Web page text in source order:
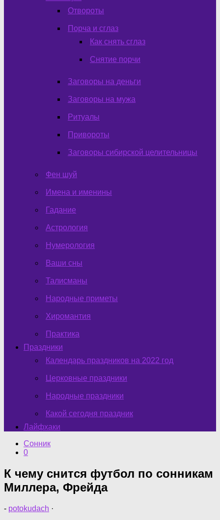
Отвороты
Порча и сглаз
Как снять сглаз
Снятие порчи
Заговоры на деньги
Заговоры на мужа
Ритуалы
Привороты
Заговоры сибирской целительницы
Фен шуй
Имена и именины
Гадание
Астрология
Нумерология
Ваши сны
Талисманы
Народные приметы
Хиромантия
Практика
Праздники
Календарь праздников на 2022 год
Церковные праздники
Народные праздники
Какой сегодня праздник
Лайфхаки
Сонник
0
К чему снится футбол по сонникам
Миллера, Фрейда
- potokudach ·